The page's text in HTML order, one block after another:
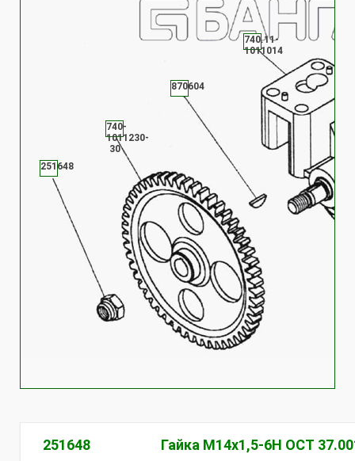
740.11-
1011014
740-
1011230-
30
251648
870604
251648 Гайка М14х1,5-6Н ОСТ